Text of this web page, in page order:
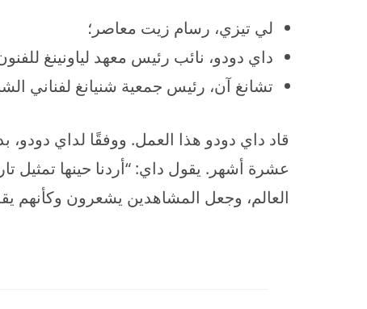
لي تيزي، رسام زيت معاصر؛
داي دودو، نائب رئيس معهد لياونينغ
تشانغ آن، رئيس جمعية شنيانغ لفناني
عشرة أشهر. يقول داي: “أردنا حينها تمثيل
العالم، وجعل المشاهدين يشعرون وكأنهم